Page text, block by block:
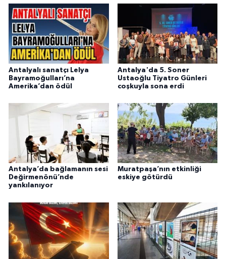
Antalyalı sanatçı Lelya
Bayramoğulları’na
Amerika’dan ödül
Antalya'da 5. Soner
Ustaoğlu Tiyatro Günleri
coşkuyla sona erdi
Antalya’da bağlamanın sesi
Değirmenönü’nde
yankılanıyor
Muratpaşa’nın etkinliği
eskiye götürdü